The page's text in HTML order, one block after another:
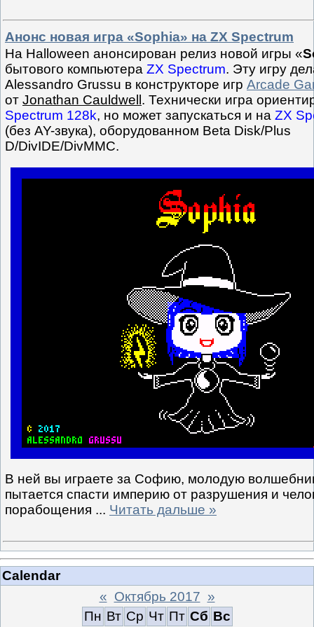
Анонс новая игра «Sophia» на ZX Spectrum
На Halloween анонсирован релиз новой игры «
бытового компьютера ZX Spectrum. Эту игру
Alessandro Grussu в конструкторе игр Arcade
от Jonathan Cauldwell . Технически игра
Spectrum 128k, но может запускаться и на ZX
(без AY-звука), оборудованном Beta Disk/Plus
D/DivIDE/DivMMC.
В ней вы играете за Софию, молодую
пытается спасти империю от разрушения и
порабощения ... Читать дальше »
Calendar
« Октябрь 2017 »
Пн Вт Ср Чт Пт Сб Вс